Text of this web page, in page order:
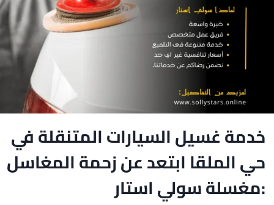
الوقت
والجهد؟
خدمة غسيل السيارات المتنقلة في
حي الملقا ابتعد عن زحمة المغاسل
:مغسلة سولي استار